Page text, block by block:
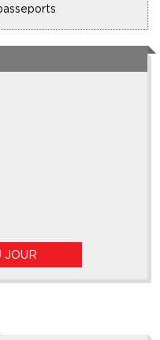
JOUR